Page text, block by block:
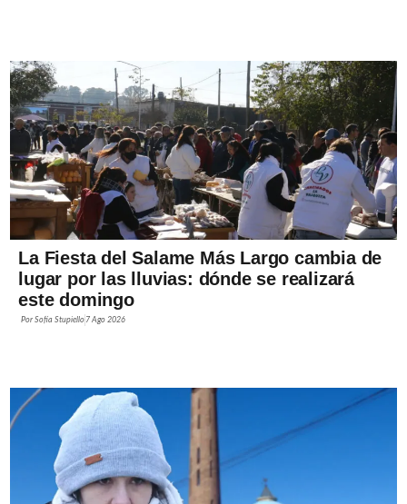
La Fiesta del Salame Más Largo cambia de
lugar por las lluvias: dónde se realizará
este domingo
PorSofía Stupiello 7 Ago 2026